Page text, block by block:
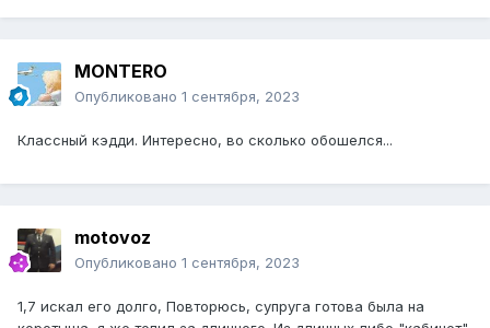
MONTERO
Опубликовано 1 сентября, 2023
Классный кэдди. Интересно, во сколько обошелся...
motovoz
Опубликовано 1 сентября, 2023
1,7 искал его долго, Повторюсь, супруга готова была на